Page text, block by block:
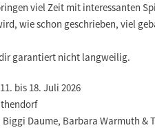
viel Zeit mit interessanten
wie schon geschrieben, viel
garantiert nicht langweilig.
11. bis 18. Juli 2026
Biggi Daume, Barbara Warmuth &